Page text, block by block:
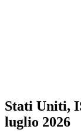
Stati Uniti,
luglio 2026